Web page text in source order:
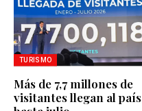
TURISMO
Más de 7,7 millones de
visitantes llegan al país